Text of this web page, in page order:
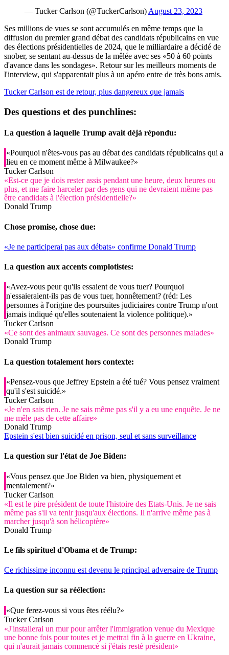
— Tucker Carlson (@TuckerCarlson) August 23, 2023
Ses millions de vues se sont accumulés en même temps que la
diffusion du premier grand débat des candidats républicains en vue
des élections présidentielles de 2024, que le milliardaire a décidé de
snober, se sentant au-dessus de la mêlée avec ses «50 à 60 points
d'avance dans les sondages». Retour sur les meilleurs moments de
l'interview, qui s'apparentait plus à un apéro entre de très bons amis.
Tucker Carlson est de retour, plus dangereux que jamais
Des questions et des punchlines:
La question à laquelle Trump avait déjà répondu:
«Pourquoi n'êtes-vous pas au débat des candidats républicains qui a
lieu en ce moment même à Milwaukee?»
Tucker Carlson
«Est-ce que je dois rester assis pendant une heure, deux heures ou
plus, et me faire harceler par des gens qui ne devraient même pas
être candidats à l'élection présidentielle?»
Donald Trump
Chose promise, chose due:
«Je ne participerai pas aux débats» confirme Donald Trump
La question aux accents complotistes:
«Avez-vous peur qu'ils essaient de vous tuer? Pourquoi
n'essaieraient-ils pas de vous tuer, honnêtement? (réd: Les
personnes à l'origine des poursuites judiciaires contre Trump n'ont
jamais indiqué qu'elles soutenaient la violence politique).»
Tucker Carlson
«Ce sont des animaux sauvages. Ce sont des personnes malades»
Donald Trump
La question totalement hors contexte:
«Pensez-vous que Jeffrey Epstein a été tué? Vous pensez vraiment
qu'il s'est suicidé.»
Tucker Carlson
«Je n'en sais rien. Je ne sais même pas s'il y a eu une enquête. Je ne
me mêle pas de cette affaire»
Donald Trump
Epstein s'est bien suicidé en prison, seul et sans surveillance
La question sur l'état de Joe Biden:
«Vous pensez que Joe Biden va bien, physiquement et
mentalement?»
Tucker Carlson
«Il est le pire président de toute l'histoire des Etats-Unis. Je ne sais
même pas s'il va tenir jusqu'aux élections. Il n'arrive même pas à
marcher jusqu'à son hélicoptère»
Donald Trump
Le fils spirituel d'Obama et de Trump:
Ce richissime inconnu est devenu le principal adversaire de Trump
La question sur sa réélection:
«Que ferez-vous si vous êtes réélu?»
Tucker Carlson
«J'installerai un mur pour arrêter l'immigration venue du Mexique
une bonne fois pour toutes et je mettrai fin à la guerre en Ukraine,
qui n'aurait jamais commencé si j'étais resté président»